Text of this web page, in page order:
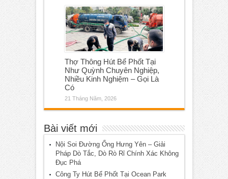
Thợ Thông Hút Bể Phốt Tại
Như Quỳnh Chuyên Nghiệp,
Nhiều Kinh Nghiệm – Gọi Là
Có
21 Tháng Năm, 2026
Bài viết mới
Nội Soi Đường Ống Hưng Yên – Giải
Pháp Dò Tắc, Dò Rò Rỉ Chính Xác Không
Đục Phá
Công Ty Hút Bể Phốt Tại Ocean Park